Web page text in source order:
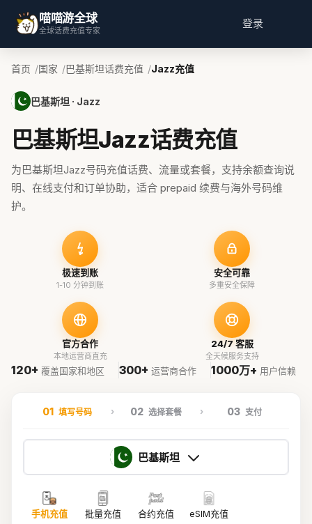
喵喵游全球
全球话费充值专家
登录
首页 国家 巴基斯坦话费充值 Jazz充值
巴基斯坦 · Jazz
巴基斯坦Jazz话费充值
为巴基斯坦Jazz号码充值话费、流量或套餐，支持余额查询说
明、在线支付和订单协助，适合 prepaid 续费与海外号码维
护。
极速到账
1-10 分钟到账
安全可靠
多重安全保障
官方合作
本地运营商直充
24/7 客服
全天候服务支持
120+ 覆盖国家和地区 300+ 运营商合作 1000万+ 用户信赖
01 填写号码 02 选择套餐 03 支付
巴基斯坦
手机充值 批量充值 合约充值 eSIM充值